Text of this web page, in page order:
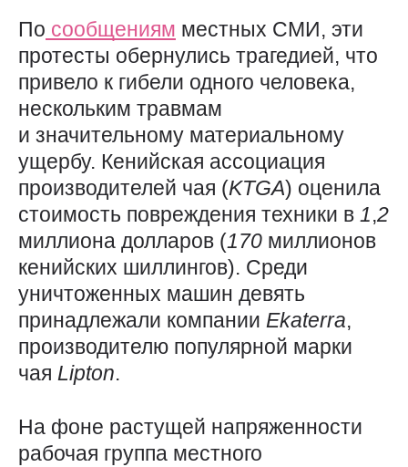
По сообщениям местных СМИ, эти
протесты обернулись трагедией, что
привело к гибели одного человека,
нескольким травмам
и значительному материальному
ущербу. Кенийская ассоциация
производителей чая (KTGA) оценила
стоимость повреждения техники в 1,2
миллиона долларов (170 миллионов
кенийских шиллингов). Среди
уничтоженных машин девять
принадлежали компании Ekaterra,
производителю популярной марки
чая Lipton.
На фоне растущей напряженности
рабочая группа местного